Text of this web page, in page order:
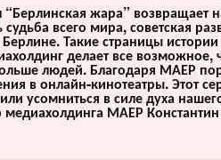
“Берлинская жара” возвращает
судьба всего мира, советская
Берлине. Такие страницы
делает все возможное,
людей. Благодаря МАЕР
в онлайн-кинотеатры. Этот
усомниться в силе духа
медиахолдинга МАЕР